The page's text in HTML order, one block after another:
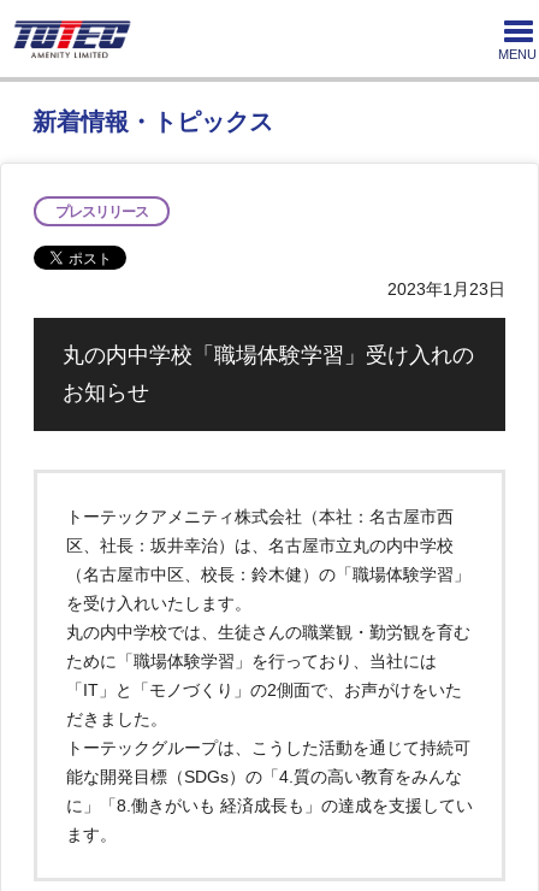
MENU
新着情報・トピックス
プレスリリース
2023年1月23日
丸の内中学校「職場体験学習」受け入れの
お知らせ
トーテックアメニティ株式会社（本社：名古屋市西
区、社長：坂井幸治）は、名古屋市立丸の内中学校
（名古屋市中区、校長：鈴木健）の「職場体験学習」
を受け入れいたします。
丸の内中学校では、生徒さんの職業観・勤労観を育む
ために「職場体験学習」を行っており、当社には
「IT」と「モノづくり」の2側面で、お声がけをいた
だきました。
トーテックグループは、こうした活動を通じて持続可
能な開発目標（SDGs）の「4.質の高い教育をみんな
に」「8.働きがいも 経済成長も」の達成を支援してい
ます。